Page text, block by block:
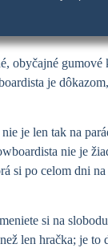
obyčajné gumové
je
je len tak na
nie je
si po celom dni na
si na
len hračka; je to